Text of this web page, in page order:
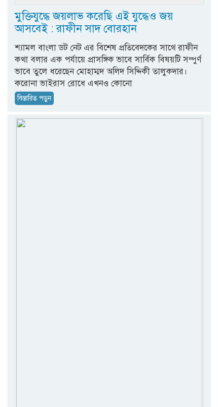
মুক্তিযুদ্ধে জয়লাভ করেছি এই যুদ্ধেও জয়
আসবেই : রাফীন সাদ বোরহান
শ্যামল বাংলা ডট নেট এর বিশেষ প্রতিবেদকের সাথে রাফীন
কথা বলার এক পর্যায়ে প্রাসঙ্গিক ভাবে সার্বিক বিষয়টি সম্পুর্ণ
ভাবে তুলে ধরেছেন মোহাম্মদ অলিদ সিদ্দিকী তালুকদার।
করোনা ভাইরাস রোধে এখনও কোনো
বিস্তারিত পড়ুন